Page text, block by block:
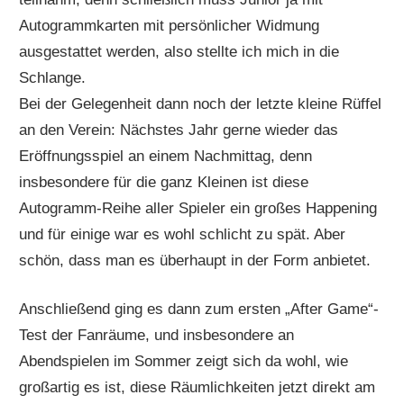
Autogrammkarten mit persönlicher Widmung
ausgestattet werden, also stellte ich mich in die
Schlange.
Bei der Gelegenheit dann noch der letzte kleine Rüffel
an den Verein: Nächstes Jahr gerne wieder das
Eröffnungsspiel an einem Nachmittag, denn
insbesondere für die ganz Kleinen ist diese
Autogramm-Reihe aller Spieler ein großes Happening
und für einige war es wohl schlicht zu spät. Aber
schön, dass man es überhaupt in der Form anbietet.
Anschließend ging es dann zum ersten „After Game“-
Test der Fanräume, und insbesondere an
Abendspielen im Sommer zeigt sich da wohl, wie
großartig es ist, diese Räumlichkeiten jetzt direkt am